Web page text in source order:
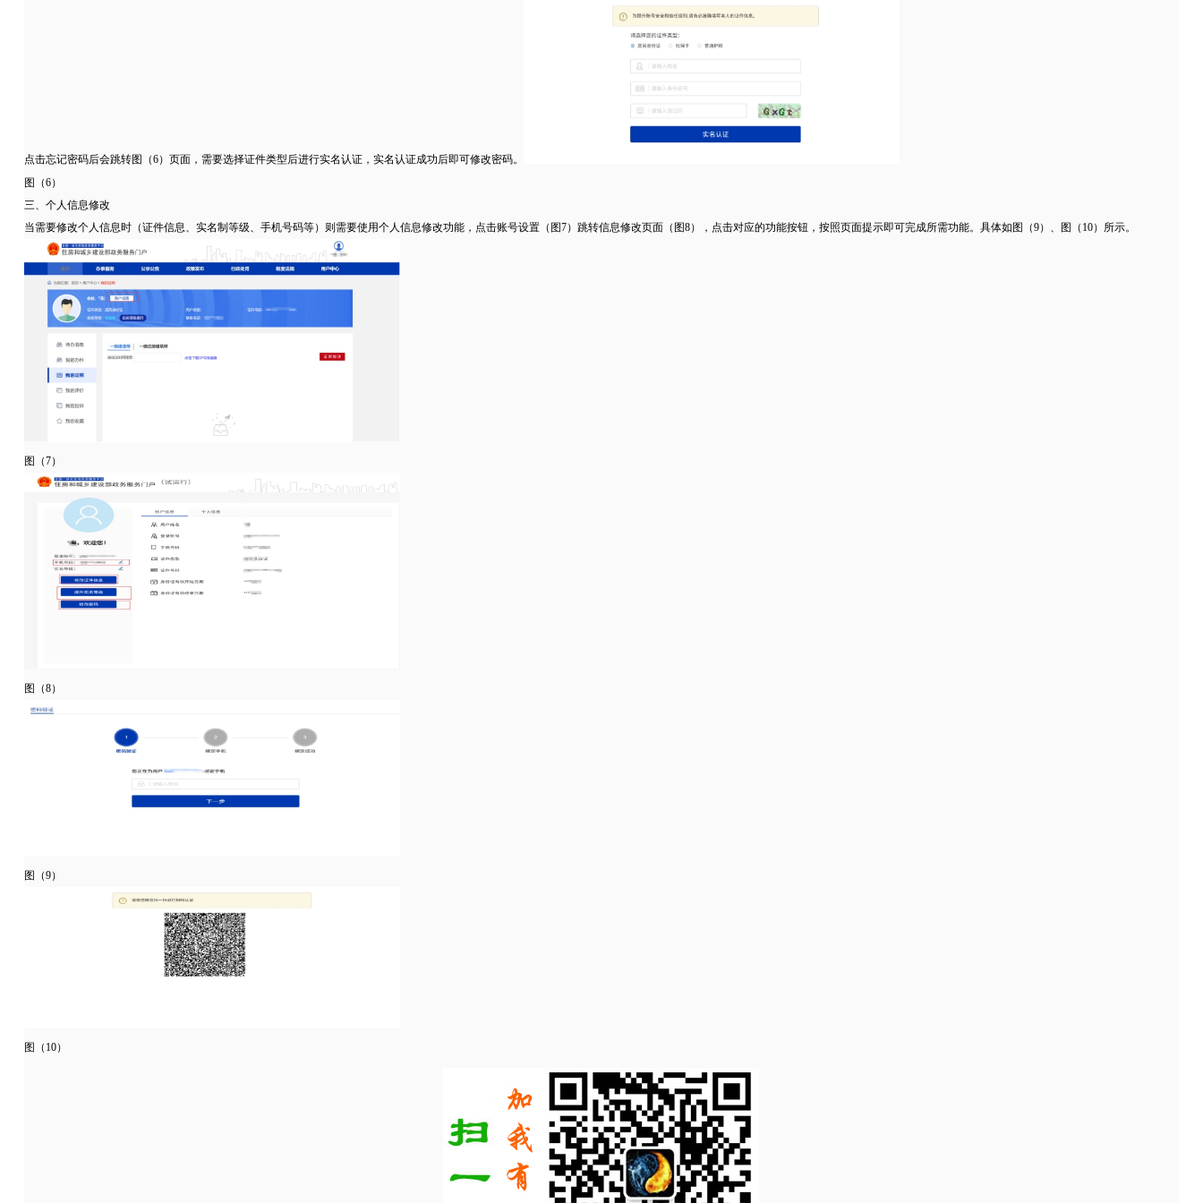
点击忘记密码后会跳转图（6）页面，需要选择证件类型后进行实名认证，实名认证成功后即可修改密码。
图（6）
三、个人信息修改
当需要修改个人信息时（证件信息、实名制等级、手机号码等）则需要使用个人信息修改功能，点击账号设置（图7）跳转信息修改页面（图8），点击对应的功能按钮，按照页面提示即可完成所需功能。具体如图（9）、图（10）所示。
图（7）
图（8）
图（9）
图（10）